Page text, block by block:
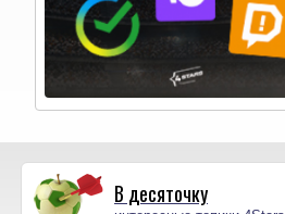
В десяточку